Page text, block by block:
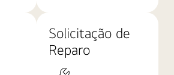
Solicitação de
Reparo